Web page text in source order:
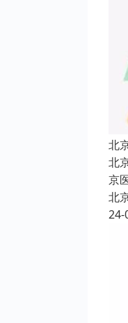
北
北
京
北
24-